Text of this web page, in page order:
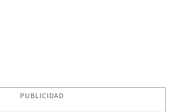
PUBLICIDAD